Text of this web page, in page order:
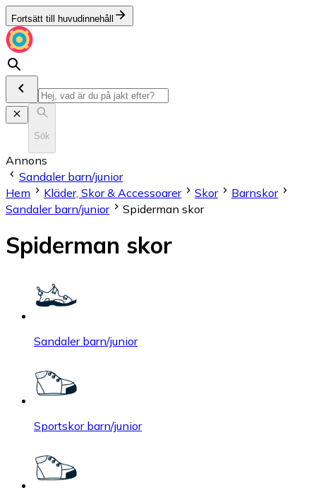
Fortsätt till huvudinnehåll
Sök
Annons
Sandaler barn/junior
Hem
Kläder, Skor & Accessoarer Skor
Barnskor
Sandaler barn/junior
Spiderman skor
Spiderman skor
Sandaler barn/junior
Sportskor barn/junior